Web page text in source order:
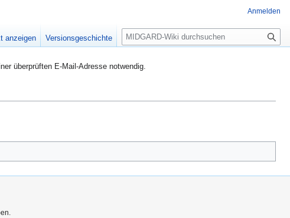
überprüften E-Mail-Adresse notwendig.
Anmelden
anzeigen Versionsgeschichte
S
u
h